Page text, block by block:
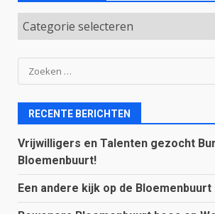
Categorieën
Zoeken
naar:
RECENTE BERICHTEN
Vrijwilligers en Talenten gezocht
Bloemenbuurt!
Een andere kijk op de Bloemenbuurt